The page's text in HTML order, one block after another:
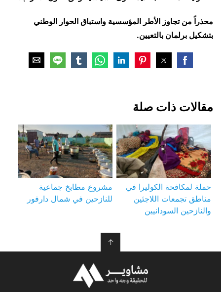
محذراً من تجاوز الأطر المؤسسية واستباق الحوار الوطني
بتشكيل برلمان بالتعيين.
مقالات ذات صلة
حملة لمكافحة الكوليرا في
مناطق تجمعات اللاجئين
والنازحين السودانيين
مشروع مطابخ جماعية
للنازحين في شمال دارفور
↑